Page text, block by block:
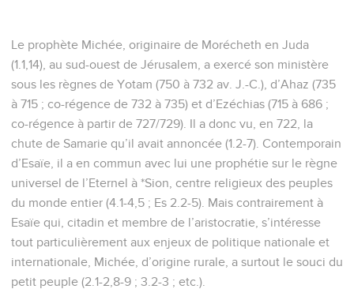
Le prophète Michée, originaire de Morécheth en Juda
(1.1,14), au sud-ouest de Jérusalem, a exercé son ministère
sous les règnes de Yotam (750 à 732 av. J.-C.), d’Ahaz (735
à 715 ; co-régence de 732 à 735) et d’Ezéchias (715 à 686 ;
co-régence à partir de 727/729). Il a donc vu, en 722, la
chute de Samarie qu’il avait annoncée (1.2-7). Contemporain
d’Esaïe, il a en commun avec lui une prophétie sur le règne
universel de l’Eternel à *Sion, centre religieux des peuples
du monde entier (4.1-4,5 ; Es 2.2-5). Mais contrairement à
Esaïe qui, citadin et membre de l’aristocratie, s’intéresse
tout particulièrement aux enjeux de politique nationale et
internationale, Michée, d’origine rurale, a surtout le souci du
petit peuple (2.1-2,8-9 ; 3.2-3 ; etc.).